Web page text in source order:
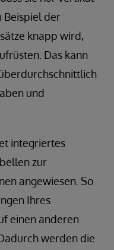
Beispiel der
knapp wird,
Das kann
und
integriertes
zur
angewiesen. So
Ihres
einen anderen
werden die